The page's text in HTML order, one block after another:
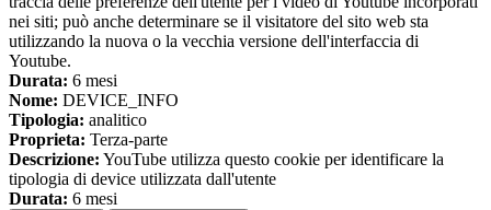
nei siti; può anche determinare se il visitatore del sito web sta
utilizzando la nuova o la vecchia versione dell'interfaccia di
Youtube.
Durata: 6 mesi
Nome: DEVICE_INFO
Tipologia: analitico
Proprieta: Terza-parte
Descrizione: YouTube utilizza questo cookie per identificare la
tipologia di device utilizzata dall'utente
Durata: 6 mesi